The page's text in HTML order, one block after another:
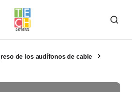
de los audífonos de cable